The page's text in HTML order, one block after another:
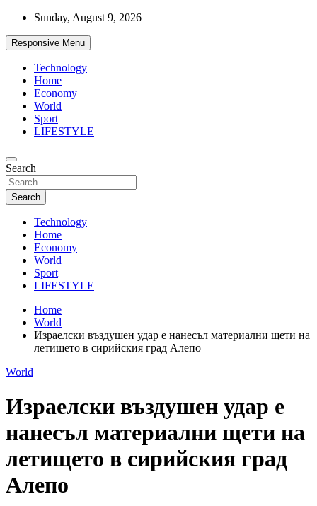
Skip
content
Sunday, August 9, 2026
Responsive Menu
Technology
Home
Economy
World
Sport
LIFESTYLE
d7-news.com
News
Search
Search
Technology
Home
Economy
World
Sport
LIFESTYLE
Home
World
Израелски въздушен удар е нанесъл материални щети на
летището в сирийския град Алепо
World
Израелски въздушен удар е
нанесъл материални щети на
летището в сирийския град
Алепо